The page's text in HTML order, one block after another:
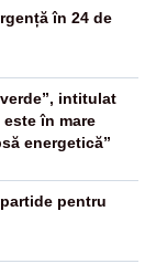
în 24 de
intitulat
în mare
energetică”
pentru